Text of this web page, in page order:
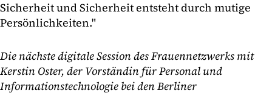
Sicherheit und Sicherheit entsteht durch mutige
Persönlichkeiten."
Die nächste digitale Session des Frauennetzwerks mit
Kerstin Oster, der Vorständin für Personal und
Informationstechnologie bei den Berliner